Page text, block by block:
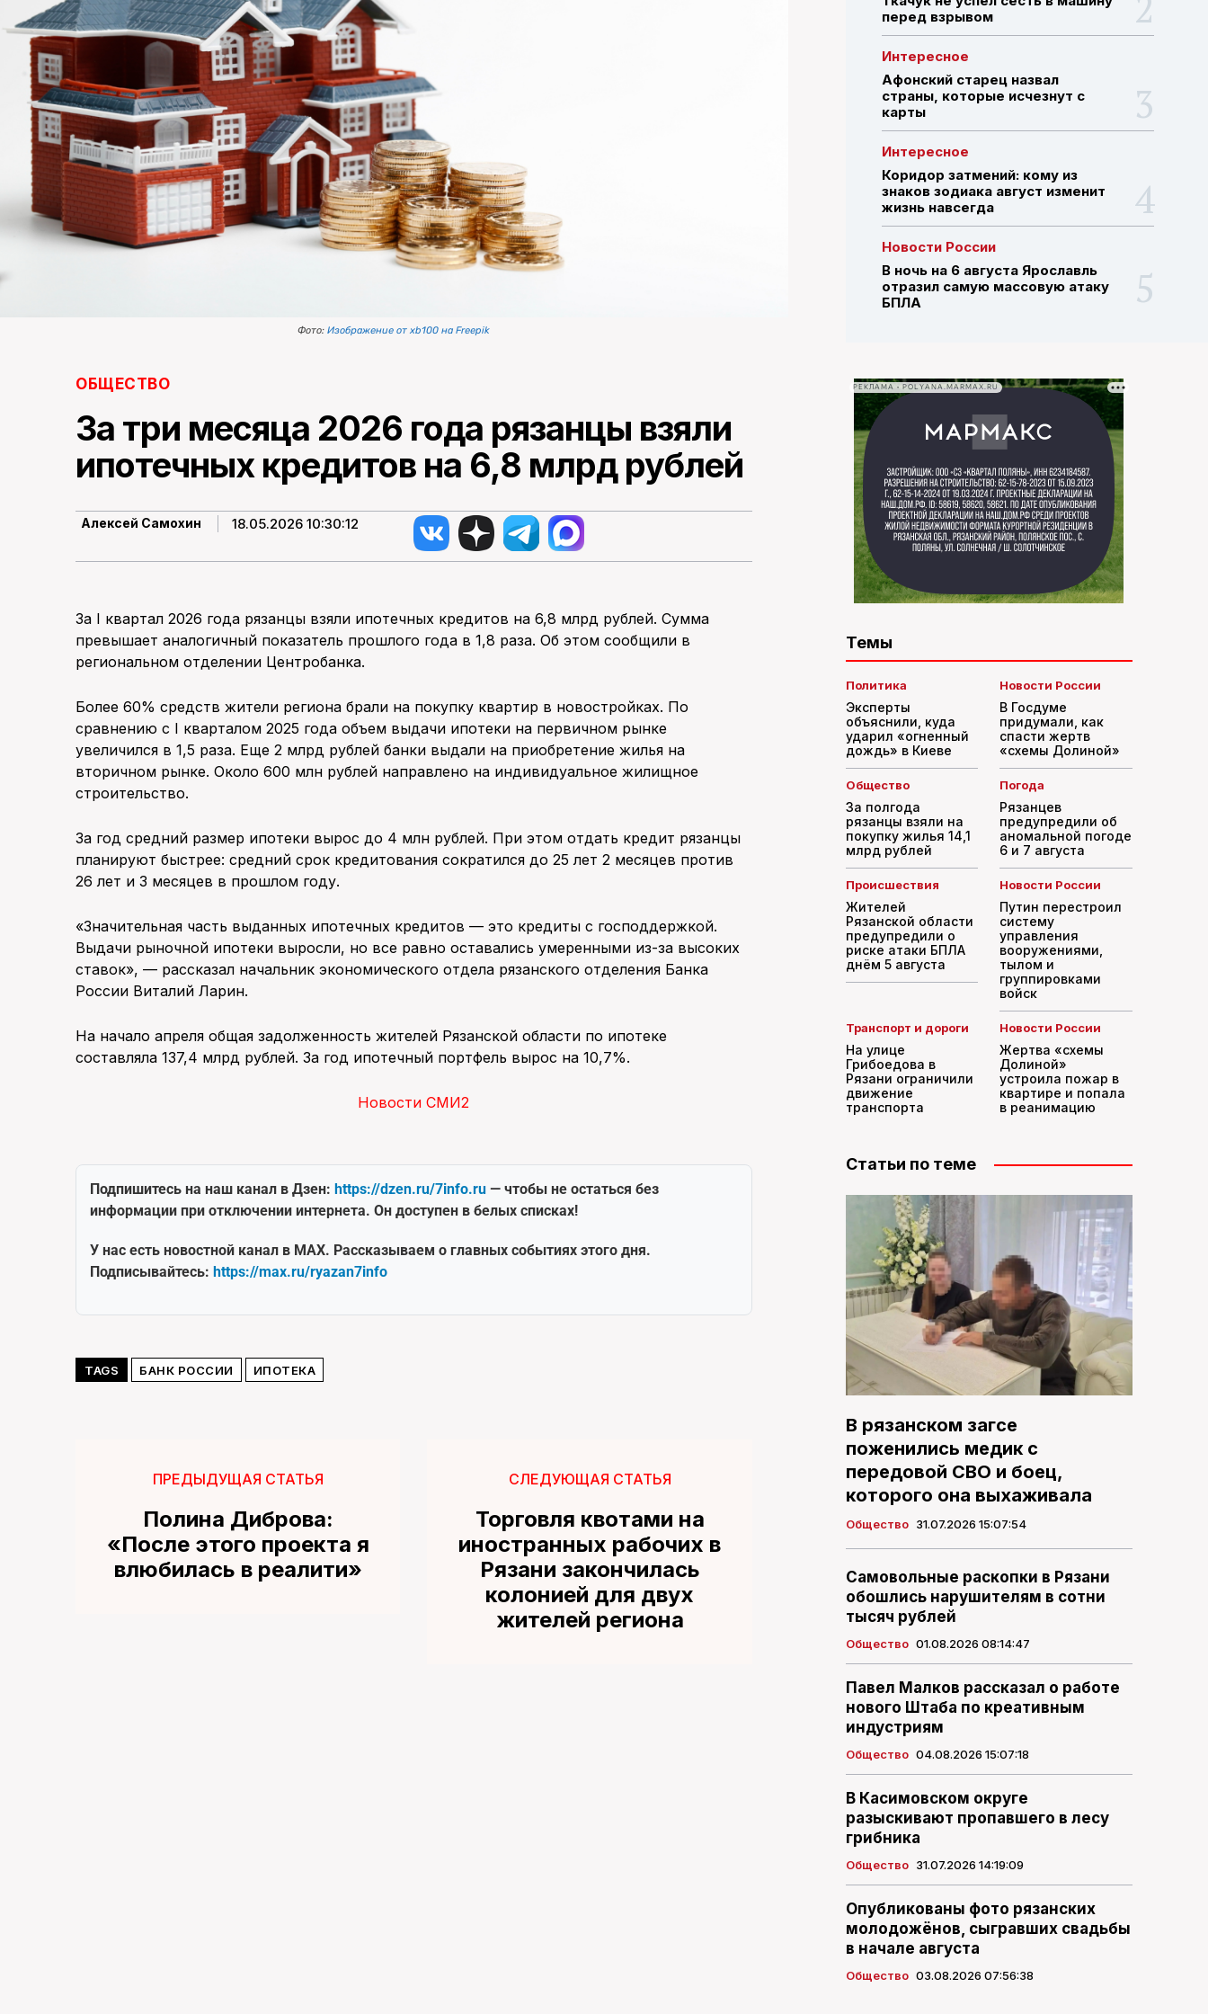
ПОИСК ПО САЙТУ
Фото:Изображение от xb100 на Freepik
ОБЩЕСТВО
За три месяца 2026 года рязанцы взяли
ипотечных кредитов на 6,8 млрд рублей
Алексей Самохин 18.05.2026 10:30:12
За I квартал 2026 года рязанцы взяли ипотечных кредитов на 6,8 млрд рублей. Сумма
превышает аналогичный показатель прошлого года в 1,8 раза. Об этом сообщили в
региональном отделении Центробанка.
Более 60% средств жители региона брали на покупку квартир в новостройках. По
сравнению с I кварталом 2025 года объем выдачи ипотеки на первичном рынке
увеличился в 1,5 раза. Еще 2 млрд рублей банки выдали на приобретение жилья на
вторичном рынке. Около 600 млн рублей направлено на индивидуальное жилищное
строительство.
За год средний размер ипотеки вырос до 4 млн рублей. При этом отдать кредит рязанцы
планируют быстрее: средний срок кредитования сократился до 25 лет 2 месяцев против
26 лет и 3 месяцев в прошлом году.
«Значительная часть выданных ипотечных кредитов — это кредиты с господдержкой.
Выдачи рыночной ипотеки выросли, но все равно оставались умеренными из-за высоких
ставок», — рассказал начальник экономического отдела рязанского отделения Банка
России Виталий Ларин.
На начало апреля общая задолженность жителей Рязанской области по ипотеке
составляла 137,4 млрд рублей. За год ипотечный портфель вырос на 10,7%.
Новости СМИ2
Подпишитесь на наш канал в Дзен: https://dzen.ru/7info.ru — чтобы не остаться без
информации при отключении интернета. Он доступен в белых списках!
У нас есть новостной канал в MAX. Рассказываем о главных событиях этого дня.
Подписывайтесь: https://max.ru/ryazan7info
TAGS БАНК РОССИИ ИПОТЕКА
ПРЕДЫДУЩАЯ СТАТЬЯ
Полина Диброва:
«После этого проекта я
влюбилась в реалити»
СЛЕДУЮЩАЯ СТАТЬЯ
Торговля квотами на
иностранных рабочих в
Рязани закончилась
колонией для двух
жителей региона
перед взрывом
Интересное
Афонский старец назвал
страны, которые исчезнут с
карты
Интересное
Коридор затмений: кому из
знаков зодиака август изменит
жизнь навсегда
Новости России
В ночь на 6 августа Ярославль
отразил самую массовую атаку
БПЛА
РЕКЛАМА • POLYANA.MARMAX.RU
Темы
Политика
Эксперты
объяснили, куда
ударил «огненный
дождь» в Киеве
Новости России
В Госдуме
придумали, как
спасти жертв
«схемы Долиной»
Общество
За полгода
рязанцы взяли на
покупку жилья 14,1
млрд рублей
Погода
Рязанцев
предупредили об
аномальной погоде
6 и 7 августа
Происшествия
Жителей
Рязанской области
предупредили о
риске атаки БПЛА
днём 5 августа
Новости России
Путин перестроил
систему
управления
вооружениями,
тылом и
группировками
войск
Транспорт и дороги
На улице
Грибоедова в
Рязани ограничили
движение
транспорта
Новости России
Жертва «схемы
Долиной»
устроила пожар в
квартире и попала
в реанимацию
Статьи по теме
В рязанском загсе
поженились медик с
передовой СВО и боец,
которого она выхаживала
Общество 31.07.2026 15:07:54
Самовольные раскопки в Рязани
обошлись нарушителям в сотни
тысяч рублей
Общество 01.08.2026 08:14:47
Павел Малков рассказал о работе
нового Штаба по креативным
индустриям
Общество 04.08.2026 15:07:18
В Касимовском округе
разыскивают пропавшего в лесу
грибника
Общество 31.07.2026 14:19:09
Опубликованы фото рязанских
молодожёнов, сыгравших свадьбы
в начале августа
Общество 03.08.2026 07:56:38